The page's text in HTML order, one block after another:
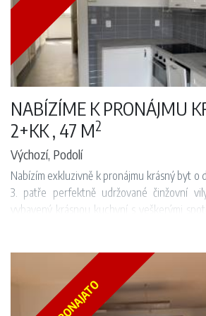
skvěle dostupné metrem, zastávka žlutého
K dispozici od 01.12.2024
NABÍZÍME K PRONÁJMU
2+KK , 47 M2
Výchozí, Podolí
Nabízím exkluzivně k pronájmu krásný byt o
3. patře perfektně udržované činžovní
vybavený krásnou kuchyní s veškerými
nábytkem. Jedná se o prostorný obývací
jsou parkety a dlažba. Příjemná lokalita
dostupností (v těsné blízkosti autobusová a
nastěhování od 01.10.2022.
PRONAJATO